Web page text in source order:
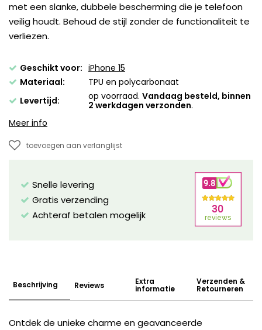
met een slanke, dubbele bescherming die je telefoon
veilig houdt. Behoud de stijl zonder de functionaliteit te
verliezen.
Geschikt voor: iPhone 15
Materiaal:
TPU en polycarbonaat
Levertijd:
op voorraad. Vandaag besteld, binnen
2 werkdagen verzonden.
Meer info
toevoegen aan verlanglijst
Snelle levering
Gratis verzending
Achteraf betalen mogelijk
Beschrijving Reviews Extra
informatie
Verzenden &
Retourneren
Ontdek de unieke charme en geavanceerde